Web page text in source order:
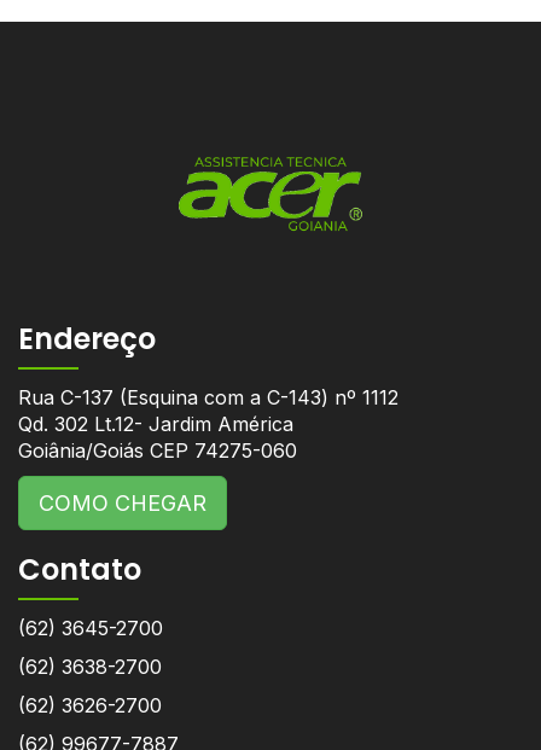
Endereço
Rua C-137 (Esquina com a C-143) nº 1112
Qd. 302 Lt.12- Jardim América
Goiânia/Goiás CEP 74275-060
COMO CHEGAR
Contato
(62) 3645-2700
(62) 3638-2700
(62) 3626-2700
(62) 99677-7887